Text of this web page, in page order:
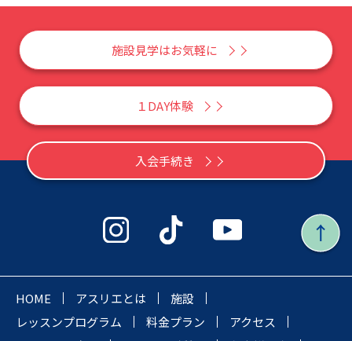
施設見学はお気軽に
１DAY体験
入会手続き
HOME アスリエとは
施設
レッスンプログラム
料金プラン
アクセス